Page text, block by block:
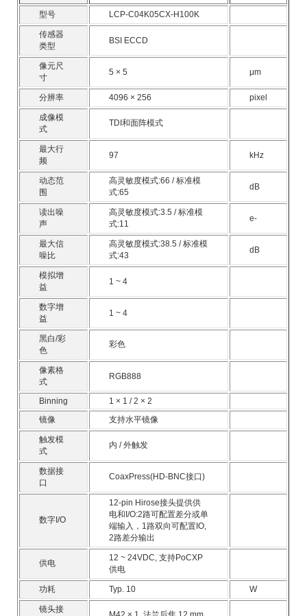
型号 LCP-C04K05CX-H100K
传感器
类型
BSI ECCD
像元尺
寸
5 × 5 μm
分辨率 4096 × 256 pixel
成像模
式
TDI和面阵模式
最大行
频
97 kHz
动态范
围
高灵敏度模式:66 / 标准模
式:65
dB
读出噪
声
高灵敏度模式:3.5 / 标准模
式:11
e-
最大信
噪比
高灵敏度模式:38.5 / 标准模
式:43
dB
模拟增
益
1 ~ 4
数字增
益
1 ~ 4
黑白/彩
色
彩色
像素格
式
RGB888
Binning
1 × 1 / 2 × 2
镜像
支持水平镜像
触发模
式
内 / 外触发
数据接
口
CoaxPress(HD-BNC接口)
数字I/O
12-pin Hirose接头提供供
电和I/O:2路可配置差分或单
端输入，1路双向可配置IO,
2路差分输出
供电
12 ~ 24VDC, 支持PoCXP
供电
功耗 Typ. 10 W
镜头接